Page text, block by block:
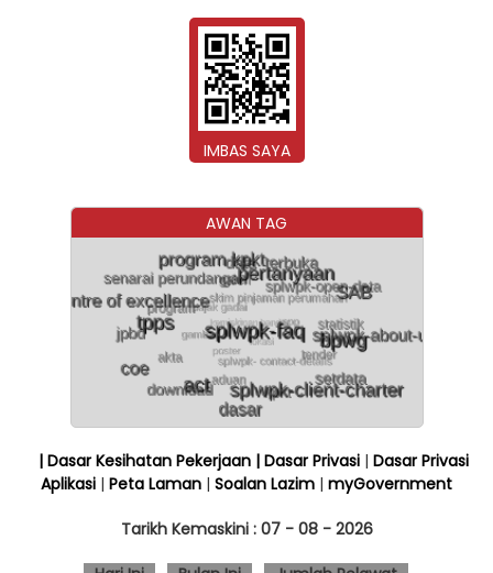
IMBAS SAYA
AWAN TAG
| Dasar Kesihatan Pekerjaan | Dasar Privasi| Dasar Privasi
Aplikasi | Peta Laman | Soalan Lazim | myGovernment
Tarikh Kemaskini : 07 - 08 - 2026